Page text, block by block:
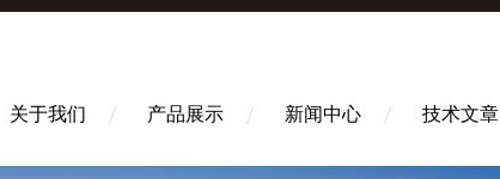
关于我们 产品展示 新闻中心 技术文章